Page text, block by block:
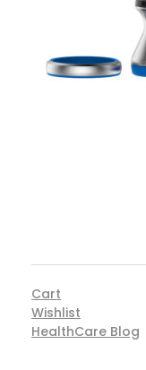
Cart
Wishlist
HealthCare Blog